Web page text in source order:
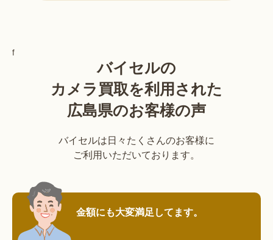
f
バイセルの
カメラ買取を利用された
広島県のお客様の声
バイセルは日々たくさんのお客様に
ご利用いただいております。
金額にも大変満足してます。